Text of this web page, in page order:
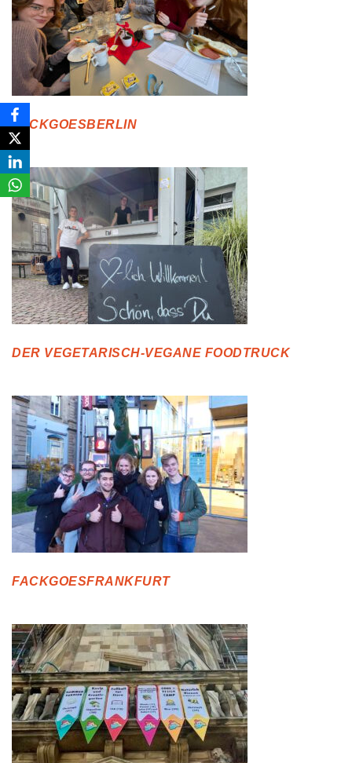
FACKGOESBERLIN
DER VEGETARISCH-VEGANE FOODTRUCK
FACKGOESFRANKFURT